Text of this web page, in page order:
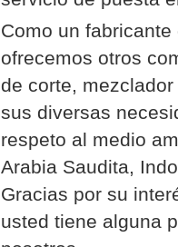
Como un
ofrecemos otros
de corte,
sus diversas
respeto al medio
Arabia Saudita,
Gracias por su
usted tiene alguna